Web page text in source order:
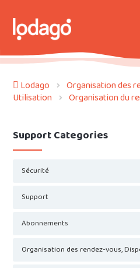
Lodago Organisation des
Utilisation Organisation du
Support Categories
Sécurité
Support
Abonnements
Organisation des rendez-vous,